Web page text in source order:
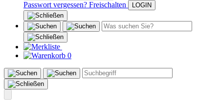
Passwort vergessen? Freischalten
0